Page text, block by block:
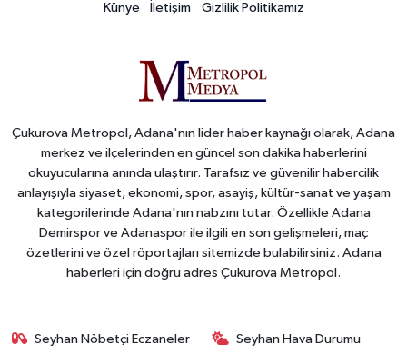
Künye İletişim Gizlilik Politikamız
Çukurova Metropol, Adana'nın lider haber kaynağı olarak, Adana
merkez ve ilçelerinden en güncel son dakika haberlerini
okuyucularına anında ulaştırır. Tarafsız ve güvenilir habercilik
anlayışıyla siyaset, ekonomi, spor, asayiş, kültür-sanat ve yaşam
kategorilerinde Adana'nın nabzını tutar. Özellikle Adana
Demirspor ve Adanaspor ile ilgili en son gelişmeleri, maç
özetlerini ve özel röportajları sitemizde bulabilirsiniz. Adana
haberleri için doğru adres Çukurova Metropol.
Seyhan Nöbetçi Eczaneler Seyhan Hava Durumu